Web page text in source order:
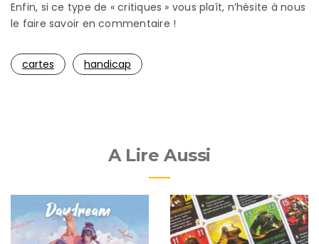
Enfin, si ce type de « critiques » vous plaît, n’hésite à nous
le faire savoir en commentaire !
cartes handicap
A Lire Aussi